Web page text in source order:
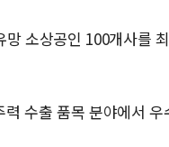
소상공인 100개사를
력 수출 품목 분야에서